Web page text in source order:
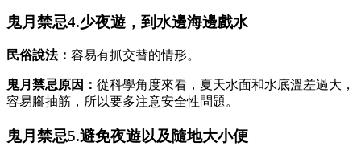
鬼月禁忌4.少夜遊，到水邊海邊戲水
民俗說法： 容易有抓交替的情形。
鬼月禁忌原因： 從科學角度來看，夏天水面和水底溫差過大，
容易腳抽筋，所以要多注意安全性問題。
鬼月禁忌5.避免夜遊以及隨地大小便